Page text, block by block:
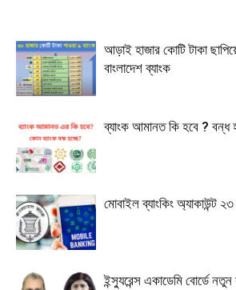
আড়াই হাজার কোটি টাকা
বাংলাদেশ ব্যাংক
ব্যাংক আমানত কি হবে ? বন্ধ
মোবাইল ব্যাংকিং অ্যাকাউন্ট
ইন্স্যুরেন্স একাডেমি বোর্ডে